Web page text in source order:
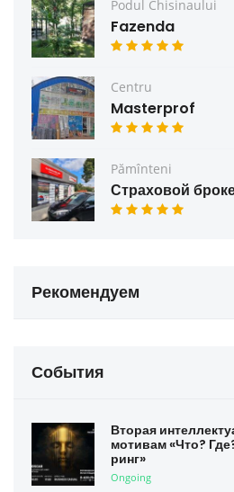
Podul Chisinaului
Fazenda
Centru
Masterprof
Pămînteni
Страховой
Рекомендуем
События
Вторая
мотивам «Что?
ринг»
Ongoing